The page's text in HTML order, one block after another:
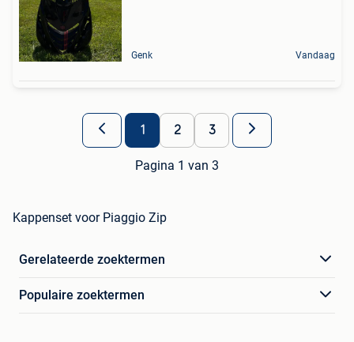
Genk Vandaag
1 2 3
Pagina 1 van 3
Kappenset voor Piaggio Zip
Gerelateerde zoektermen
Populaire zoektermen